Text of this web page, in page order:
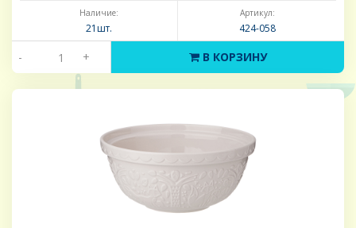
Наличие:
21шт.
Артикул:
424-058
- + В КОРЗИНУ